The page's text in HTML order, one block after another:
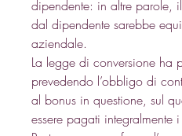
dipendente: in altre parole,
dal dipendente sarebbe
aziendale.
La legge di conversione ha
prevedendo l’obbligo di
al bonus in questione, sul
essere pagati integralmente